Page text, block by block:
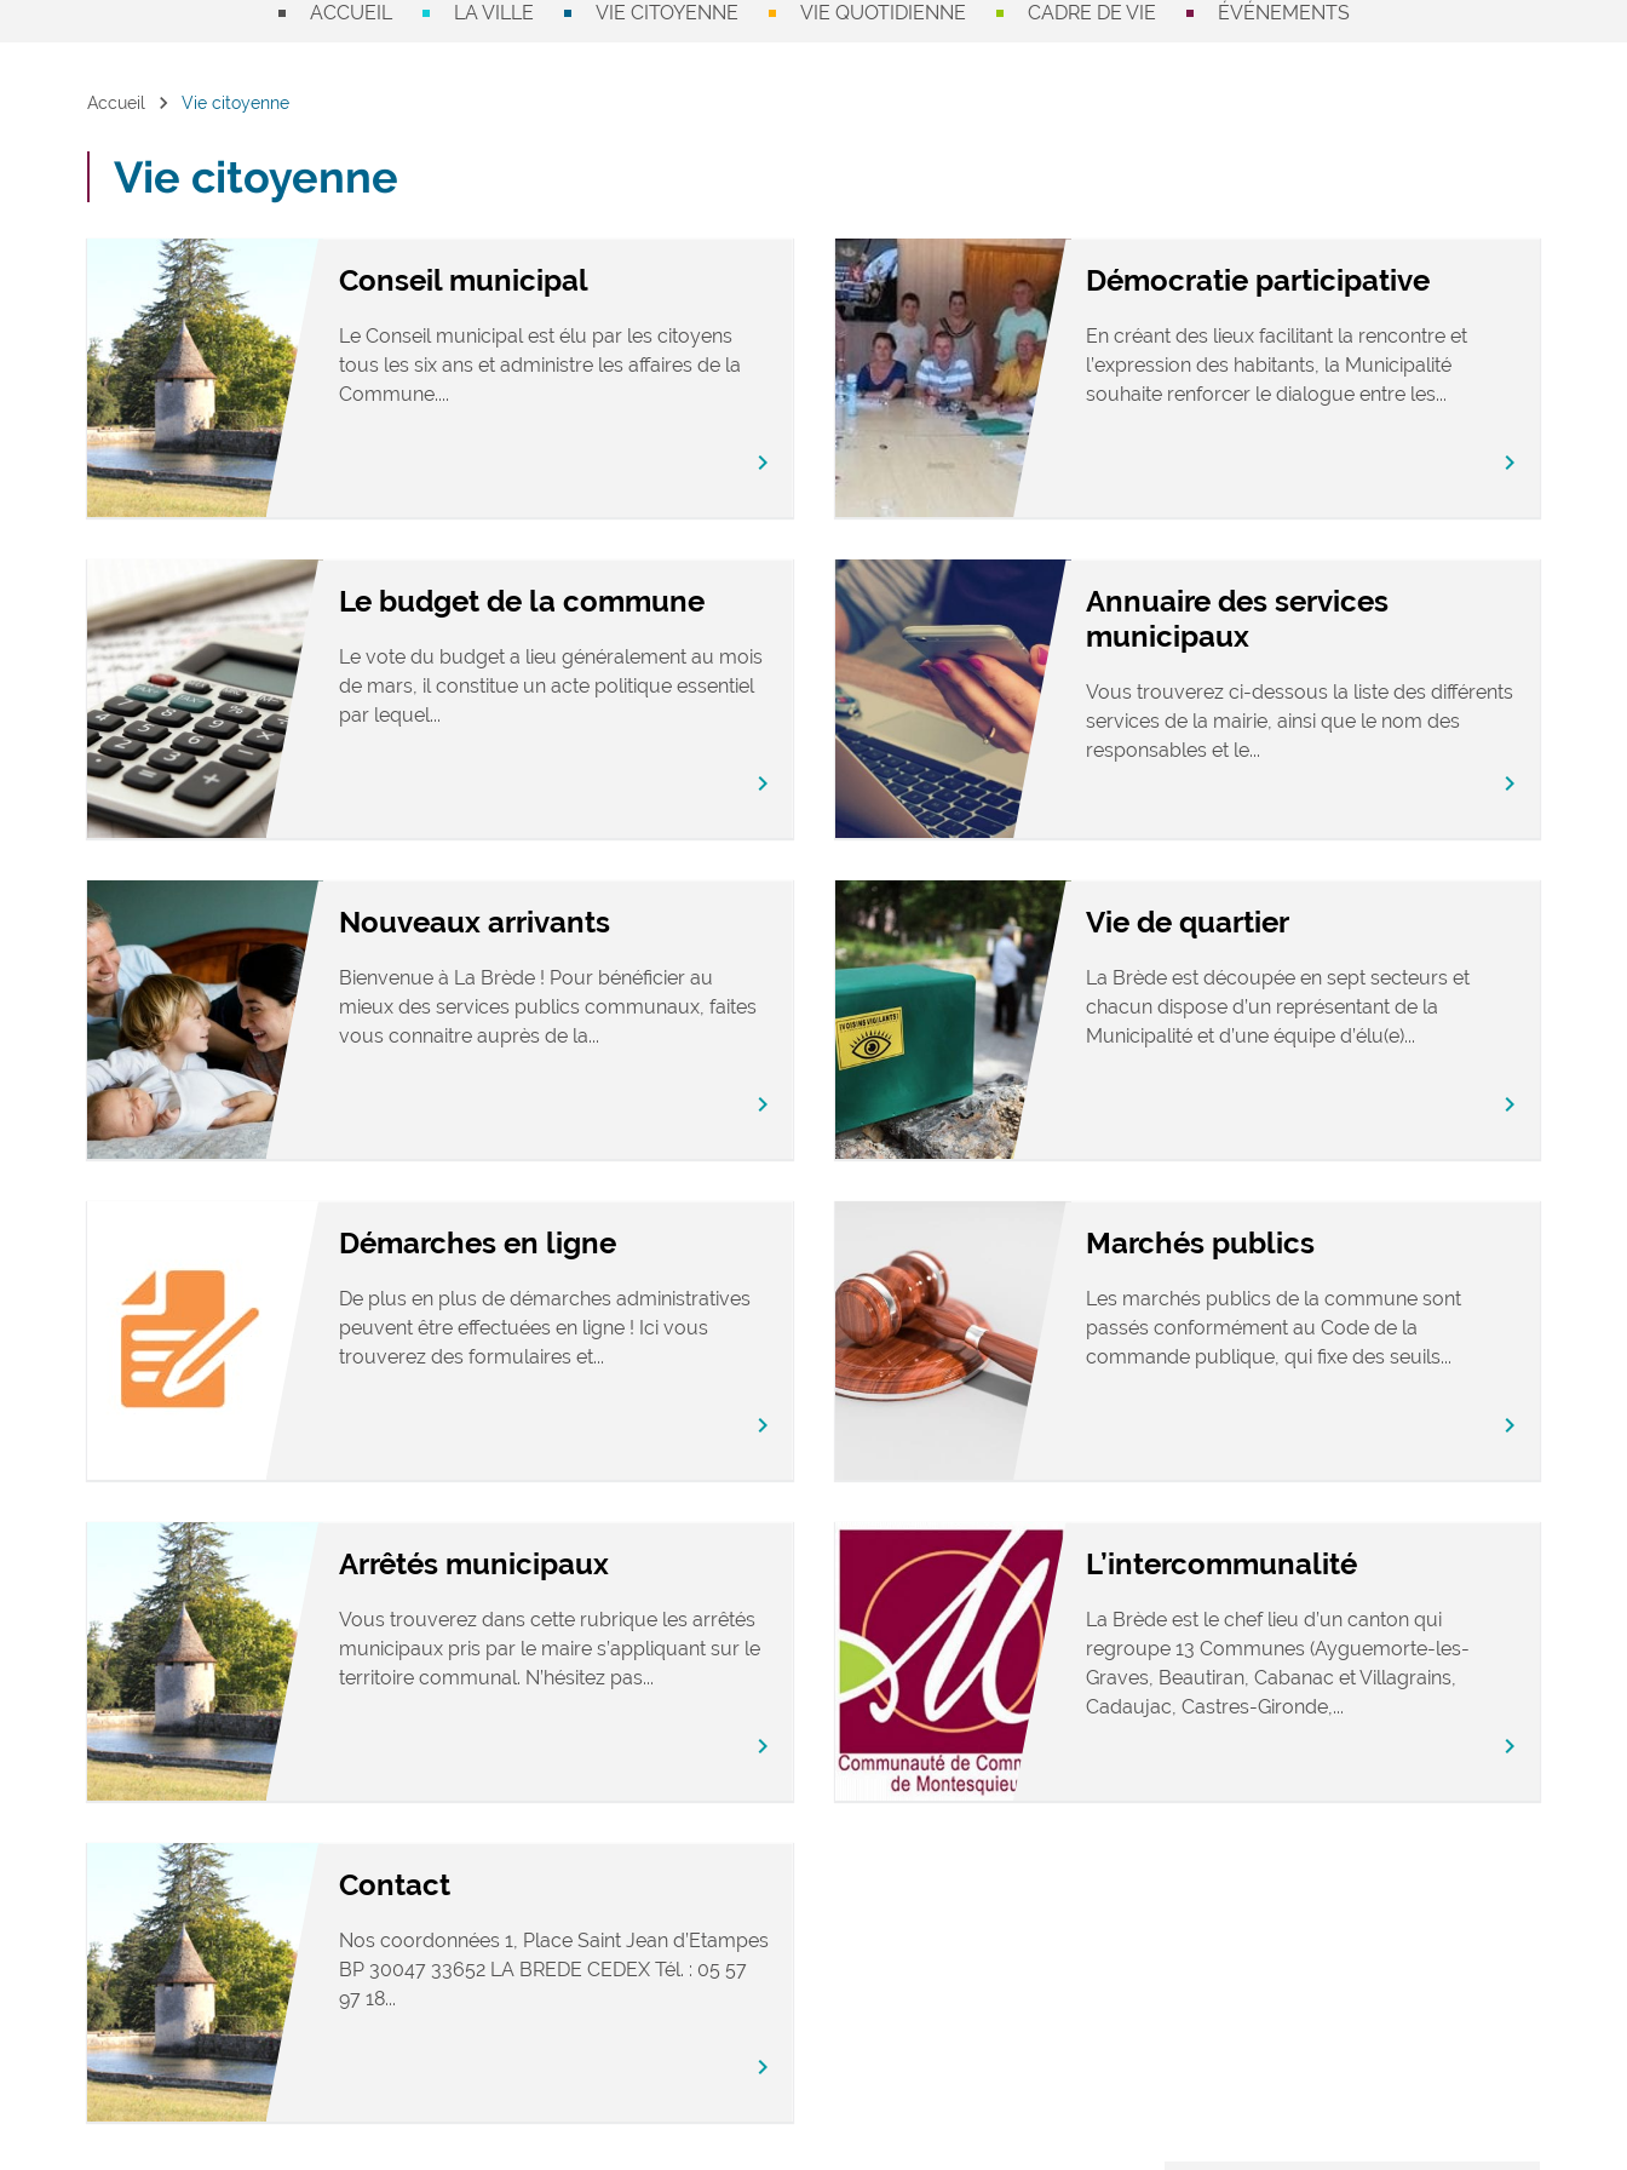
ACCUEIL LA VILLE VIE CITOYENNE VIE QUOTIDIENNE CADRE DE VIE ÉVÉNEMENTS
Accueil chevron_right Vie citoyenne
Vie citoyenne
Conseil municipal
Le Conseil municipal est élu par les citoyens
tous les six ans et administre les affaires de la
Commune....
chevron_right
Démocratie participative
En créant des lieux facilitant la rencontre et
l’expression des habitants, la Municipalité
souhaite renforcer le dialogue entre les...
chevron_right
Le budget de la commune
Le vote du budget a lieu généralement au mois
de mars, il constitue un acte politique essentiel
par lequel...
chevron_right
Annuaire des services
municipaux
Vous trouverez ci-dessous la liste des différents
services de la mairie, ainsi que le nom des
responsables et le...
chevron_right
Nouveaux arrivants
Bienvenue à La Brède ! Pour bénéficier au
mieux des services publics communaux, faites
vous connaitre auprès de la...
chevron_right
Vie de quartier
La Brède est découpée en sept secteurs et
chacun dispose d’un représentant de la
Municipalité et d’une équipe d’élu(e)...
chevron_right
Démarches en ligne
De plus en plus de démarches administratives
peuvent être effectuées en ligne ! Ici vous
trouverez des formulaires et...
chevron_right
Marchés publics
Les marchés publics de la commune sont
passés conformément au Code de la
commande publique, qui fixe des seuils...
chevron_right
Arrêtés municipaux
Vous trouverez dans cette rubrique les arrêtés
municipaux pris par le maire s’appliquant sur le
territoire communal. N’hésitez pas...
chevron_right
L’intercommunalité
La Brède est le chef lieu d’un canton qui
regroupe 13 Communes (Ayguemorte-les-
Graves, Beautiran, Cabanac et Villagrains,
Cadaujac, Castres-Gironde,...
chevron_right
Contact
Nos coordonnées 1, Place Saint Jean d’Etampes
BP 30047 33652 LA BREDE CEDEX Tél. : 05 57
97 18...
chevron_right